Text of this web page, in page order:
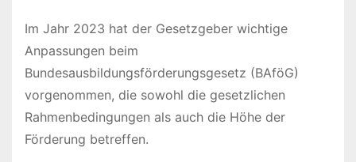
Im Jahr 2023 hat der Gesetzgeber wichtige
Anpassungen beim
Bundesausbildungsförderungsgesetz (BAföG)
vorgenommen, die sowohl die gesetzlichen
Rahmenbedingungen als auch die Höhe der
Förderung betreffen.